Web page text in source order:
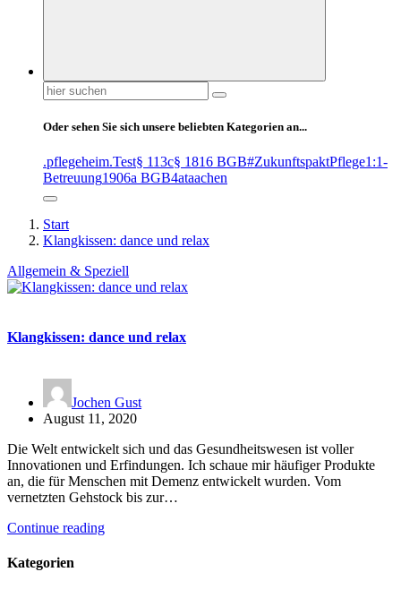
Suchen
nach:
Oder sehen Sie sich unsere beliebten Kategorien an...
.pflegeheim.Test§ 113c§ 1816 BGB#ZukunftspaktPflege1:1-
Betreuung1906a BGB4ataachen
Start
Klangkissen: dance und relax
Allgemein & Speziell
Klangkissen: dance und relax
Jochen Gust
August 11, 2020
Die Welt entwickelt sich und das Gesundheitswesen ist voller
Innovationen und Erfindungen. Ich schaue mir häufiger Produkte
an, die für Menschen mit Demenz entwickelt wurden. Vom
vernetzten Gehstock bis zur…
Continue reading
Kategorien